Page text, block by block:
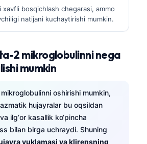
xavfli bosqichlash chegarasi, ammo
natijani kuchaytirishi mumkin.
2 mikroglobulinni nega
mumkin
oshirishi mumkin,
hujayralar bu oqsildan
ilg‘or kasallik ko‘pincha
bilan birga uchraydi. Shuning
yuklamasi va klirensning